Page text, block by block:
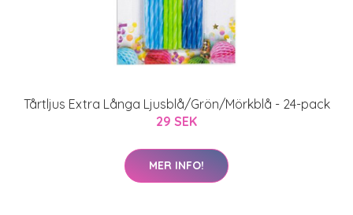
Tårtljus Extra Långa Ljusblå/Grön/Mörkblå - 24-pack
29 SEK
MER INFO!